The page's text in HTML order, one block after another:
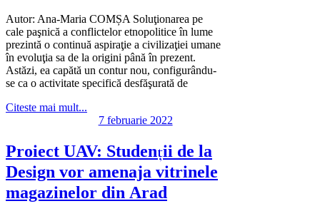
Autor: Ana-Maria COMȘA Soluţionarea pe
cale paşnică a conflictelor etnopolitice în lume
prezintă o continuă aspiraţie a civilizaţiei umane
în evoluţia sa de la origini până în prezent.
Astăzi, ea capătă un contur nou, configurându-
se ca o activitate specifică desfăşurată de
Citeste mai mult...
7 februarie 2022
Proiect UAV: Studenții de la
Design vor amenaja vitrinele
magazinelor din Arad